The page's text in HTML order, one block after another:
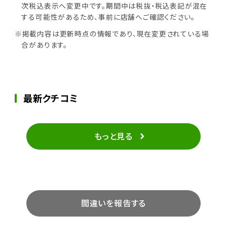
次税込表示へ変更中です。期間中は税抜・税込表記が混在
する可能性があるため、事前に店舗へご確認ください。
※掲載内容は更新時点の情報であり、現在変更されている場
合があります。
最新クチコミ
もっと見る
間違いを報告する